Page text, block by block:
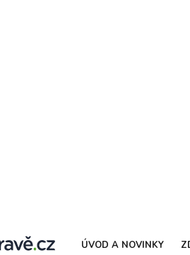
ÚVOD A NOVINKY